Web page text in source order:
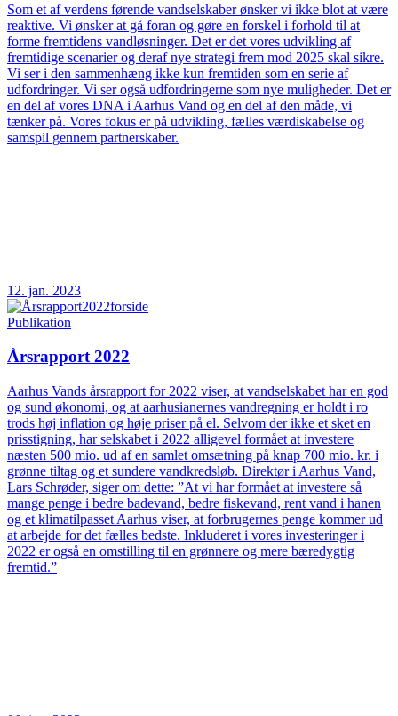
Som et af verdens førende vandselskaber ønsker vi ikke blot at være
reaktive. Vi ønsker at gå foran og gøre en forskel i forhold til at
forme fremtidens vandløsninger. Det er det vores udvikling af
fremtidige scenarier og deraf nye strategi frem mod 2025 skal sikre.
Vi ser i den sammenhæng ikke kun fremtiden som en serie af
udfordringer. Vi ser også udfordringerne som nye muligheder. Det er
en del af vores DNA i Aarhus Vand og en del af den måde, vi
tænker på. Vores fokus er på udvikling, fælles værdiskabelse og
samspil gennem partnerskaber.
12. jan. 2023
Publikation
Årsrapport 2022
Aarhus Vands årsrapport for 2022 viser, at vandselskabet har en god
og sund økonomi, og at aarhusianernes vandregning er holdt i ro
trods høj inflation og høje priser på el. Selvom der ikke et sket en
prisstigning, har selskabet i 2022 alligevel formået at investere
næsten 500 mio. ud af en samlet omsætning på knap 700 mio. kr. i
grønne tiltag og et sundere vandkredsløb. Direktør i Aarhus Vand,
Lars Schrøder, siger om dette: ”At vi har formået at investere så
mange penge i bedre badevand, bedre fiskevand, rent vand i hanen
og et klimatilpasset Aarhus viser, at forbrugernes penge kommer ud
at arbejde for det fælles bedste. Inkluderet i vores investeringer i
2022 er også en omstilling til en grønnere og mere bæredygtig
fremtid.”